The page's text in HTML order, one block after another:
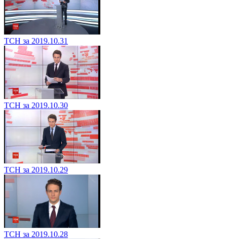
ТСН за 2019.10.31
ТСН за 2019.10.30
ТСН за 2019.10.29
ТСН за 2019.10.28